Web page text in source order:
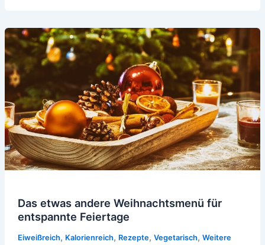
Das etwas andere Weihnachtsmenü für
entspannte Feiertage
Eiweißreich, Kalorienreich, Rezepte, Vegetarisch, Weitere